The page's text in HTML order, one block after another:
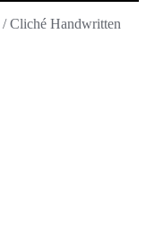
/Cliché Handwritten